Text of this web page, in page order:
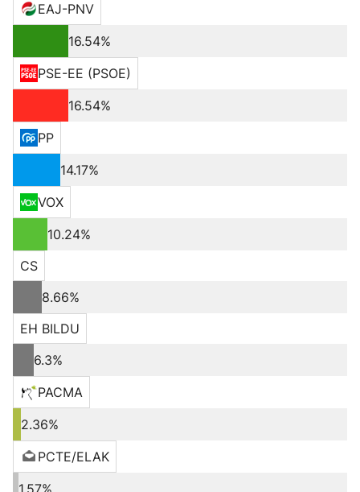
EAJ-PNV
16.54%
PSE-EE (PSOE)
16.54%
PP
14.17%
VOX
10.24%
CS
8.66%
EH BILDU
6.3%
PACMA
2.36%
PCTE/ELAK
1.57%